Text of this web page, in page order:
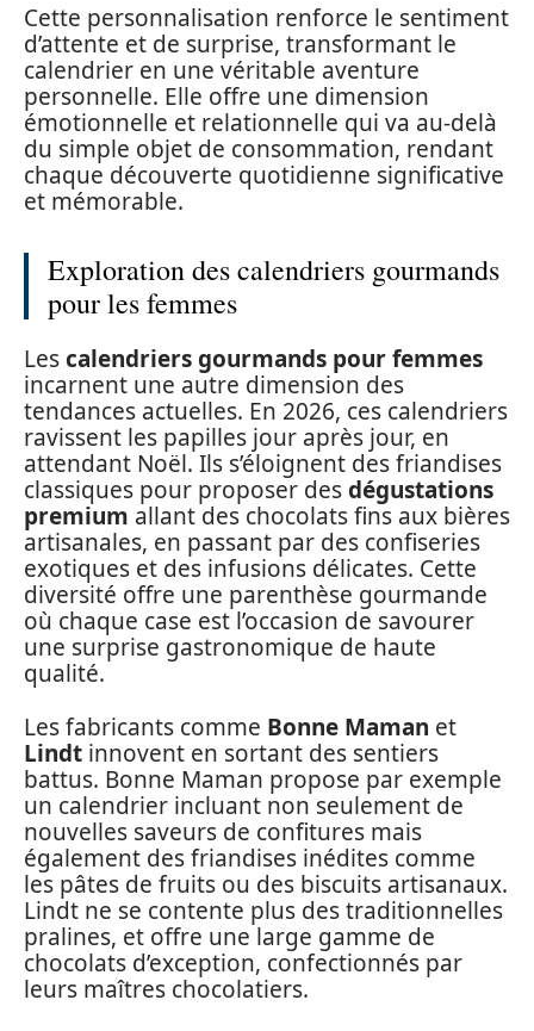
Cette personnalisation renforce le sentiment
d’attente et de surprise, transformant le
calendrier en une véritable aventure
personnelle. Elle offre une dimension
émotionnelle et relationnelle qui va au-delà
du simple objet de consommation, rendant
chaque découverte quotidienne significative
et mémorable.
Exploration des calendriers gourmands
pour les femmes
Lescalendriers gourmands pour femmes
incarnent une autre dimension des
tendances actuelles. En 2026, ces calendriers
ravissent les papilles jour après jour, en
attendant Noël. Ils s’éloignent des friandises
classiques pour proposer desdégustations
premium allant des chocolats fins aux bières
artisanales, en passant par des confiseries
exotiques et des infusions délicates. Cette
diversité offre une parenthèse gourmande
où chaque case est l’occasion de savourer
une surprise gastronomique de haute
qualité.
Les fabricants comme Bonne Maman et
Lindt innovent en sortant des sentiers
battus. Bonne Maman propose par exemple
un calendrier incluant non seulement de
nouvelles saveurs de confitures mais
également des friandises inédites comme
les pâtes de fruits ou des biscuits artisanaux.
Lindt ne se contente plus des traditionnelles
pralines, et offre une large gamme de
chocolats d’exception, confectionnés par
leurs maîtres chocolatiers.